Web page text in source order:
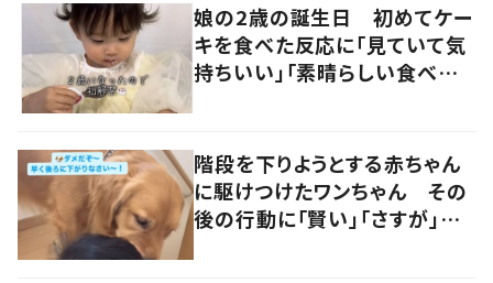
娘の2歳の誕生日 初めてケー
キを食べた反応に「見ていて気
持ちいい」「素晴らしい食べっ
階段を下りようとする赤ちゃん
に駆けつけたワンちゃん その
後の行動に「賢い」「さすが」の